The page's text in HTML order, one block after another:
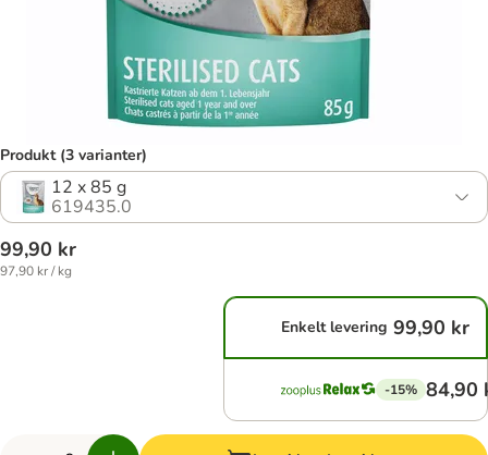
Produkt (3 varianter)
12 x 85 g
619435.0
99,90 kr
97,90 kr / kg
Enkelt levering 99,90 kr
-15% 84,90